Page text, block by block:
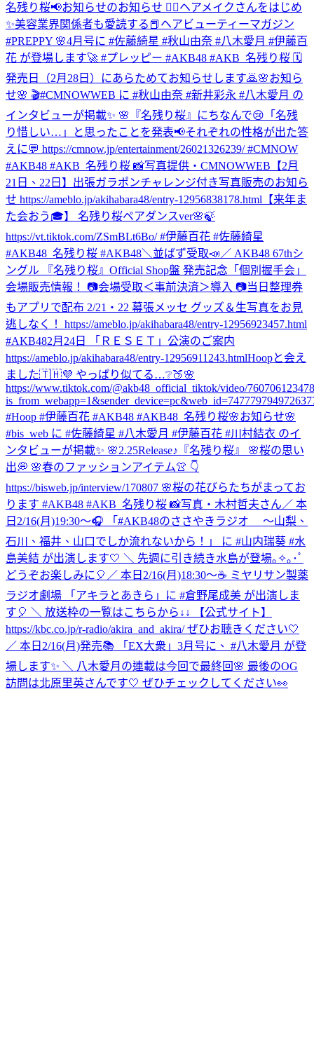
名残り桜📢お知らせのお知らせ 💆‍♀️ヘアメイクさんをはじめ
✨美容業界関係者も愛読する📕ヘアビューティーマガジン
#PREPPY 🌸4月号に #佐藤綺星 #秋山由奈 #八木愛月 #伊藤百
花 が登場します🚀 #プレッピー #AKB48 #AKB_名残り桜 🗓
発売日（2月28日）にあらためてお知らせします🙇🌸お知ら
せ🌸 🎬#CMNOWWEB に #秋山由奈 #新井彩永 #八木愛月 の
インタビューが掲載✨ 🌸『名残り桜』にちなんで😢「名残
り惜しい…」と思ったことを発表📢それぞれの性格が出た答
えに💬 https://cmnow.jp/entertainment/26021326239/ #CMNOW
#AKB48 #AKB_名残り桜 📸写真提供・CMNOWWEB 【2月
21日、22日】出張ガラポンチャレンジ付き写真販売のお知ら
せ https://ameblo.jp/akihabara48/entry-12956838178.html 【来年ま
た会おう🎓】 名残り桜ペアダンスver🌸🍃
https://vt.tiktok.com/ZSmBLt6Bo/ #伊藤百花 #佐藤綺星
#AKB48_名残り桜 #AKB48＼並ばず受取📣／ AKB48 67thシ
ングル 『名残り桜』Official Shop盤 発売記念「個別握手会」
会場販売情報！ 📷会場受取＜事前決済＞導入 📷当日整理券
もアプリで配布 2/21・22 幕張メッセ グッズ＆生写真をお見
逃しなく！ https://ameblo.jp/akihabara48/entry-12956923457.html
#AKB482月24日 「ＲＥＳＥＴ」公演のご案内
https://ameblo.jp/akihabara48/entry-12956911243.htmlHoopと会え
ました🇹🇭💜 やっぱり似てる…❔🍑🌸
https://www.tiktok.com/@akb48_official_tiktok/video/
#Hoop #伊藤百花 #AKB48 #AKB48_名残り桜🌸お知らせ🌸
#bis_web に #佐藤綺星 #八木愛月 #伊藤百花 #川村結衣 のイ
ンタビューが掲載✨ 🌸2.25Release♪『名残り桜』 🌸桜の思い
出💭 🌸春のファッションアイテム👚 👇
https://bisweb.jp/interview/170807 🌸桜の花びらたちがまってお
ります #AKB48 #AKB_名残り桜 📸写真・木村哲夫さん ／ 本
日2/16(月)19:30～🎧 「#AKB48のささやきラジオ ～山梨、
石川、福井、山口でしか流れないから！」 に #山内瑞葵 #水
島美結 が出演します🤍 ＼ 先週に引き続き水島が登場｡✧｡･ﾟ
どうぞお楽しみに🎈 ／ 本日2/16(月)18:30～☕ ミヤリサン製薬
ラジオ劇場 「アキラとあきら」に #倉野尾成美 が出演しま
す🎈 ＼ 放送枠の一覧はこちらから↓↓ 【公式サイト】
https://kbc.co.jp/r-radio/akira_and_akira/ ぜひお聴きください🤍
／ 本日2/16(月)発売📚 「EX大衆」3月号に、 #八木愛月 が登
場します✨ ＼ 八木愛月の連載は今回で最終回🌸 最後のOG
訪問は北原里英さんです🤍 ぜひチェックしてください👀